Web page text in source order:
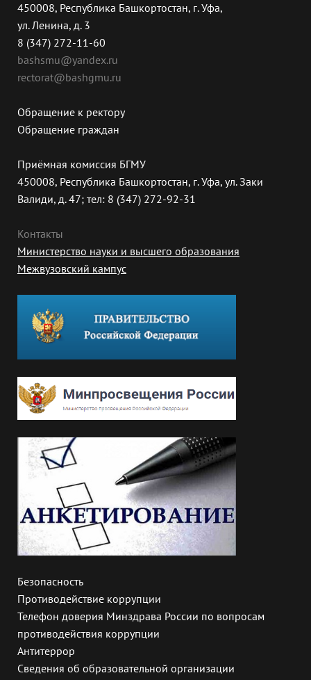
450008, Республика Башкортостан, г. Уфа,
ул. Ленина, д. 3
8 (347) 272-11-60
bashsmu@yandex.ru
rectorat@bashgmu.ru
Обращение к ректору
Обращение граждан
Приёмная комиссия БГМУ
450008, Республика Башкортостан, г. Уфа, ул. Заки
Валиди, д. 47; тел: 8 (347) 272-92-31
Контакты
Министерство науки и высшего образования
Межвузовский кампус
Безопасность
Противодействие коррупции
Телефон доверия Минздрава России по вопросам
противодействия коррупции
Антитеррор
Сведения об образовательной организации